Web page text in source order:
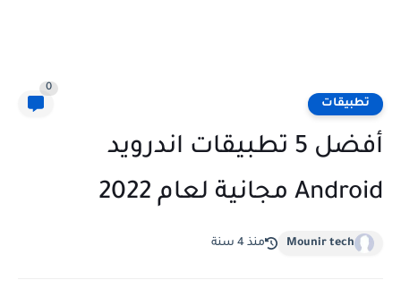
تطبيقات
0
أفضل 5 تطبيقات اندرويد
Android مجانية لعام 2022
Mounir tech منذ 4 سنة